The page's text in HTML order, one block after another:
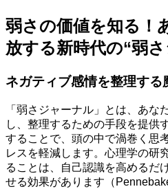
弱さの価値を知る！
放する新時代の“弱
ネガティブ感情を整理する
「弱さジャーナル」とは、あな
し、整理するための手段を提供
することで、頭の中で渦巻く思
レスを軽減します。心理学の研
ることは、自己認識を高めるだ
せる効果があります（